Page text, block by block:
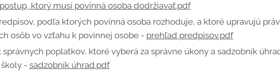
postup, ktorý musí povinná osoba dodržiavať.pdf
podľa ktorých povinná osoba rozhoduje, a ktoré upravujú
osôb vo vzťahu k povinnej osobe - prehľad predpisov.pdf
správnych poplatkov, ktoré vyberá za správne úkony a sadzobník
- sadzobník úhrad.pdf